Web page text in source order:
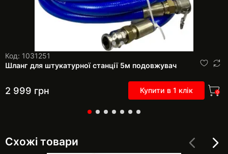
Код: 1031251
Шланг для штукатурної станції 5м подовжувач
2 999 грн Купити в 1 клік 0
Схожі товари